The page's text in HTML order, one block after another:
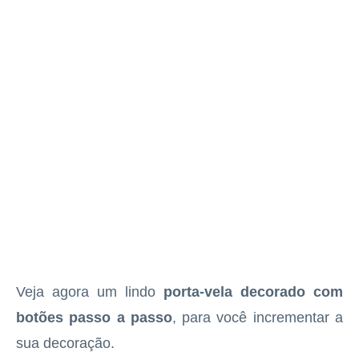
Veja agora um lindo porta-vela decorado com
botões passo a passo, para você incrementar a
sua decoração.